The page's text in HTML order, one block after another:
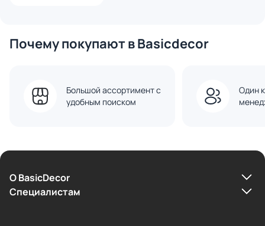
Почему покупают в Basicdecor
Большой ассортимент с
удобным поиском
Один
О BasicDecor
Cпециалистам